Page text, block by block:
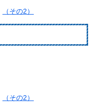
（その2）
（その2）